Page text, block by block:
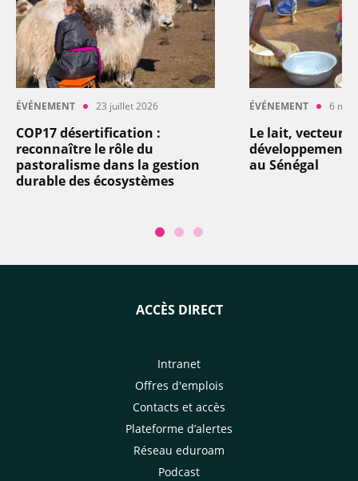
ÉVÉNEMENT 23 juillet 2026
COP17 désertification :
reconnaître le rôle du
pastoralisme dans la gestion
durable des écosystèmes
ÉVÉNEMENT 6 mai
Le lait, vecteur
développement
au Sénégal
ACCÈS DIRECT
Intranet
Offres d'emplois
Contacts et accès
Plateforme d’alertes
Réseau eduroam
Podcast